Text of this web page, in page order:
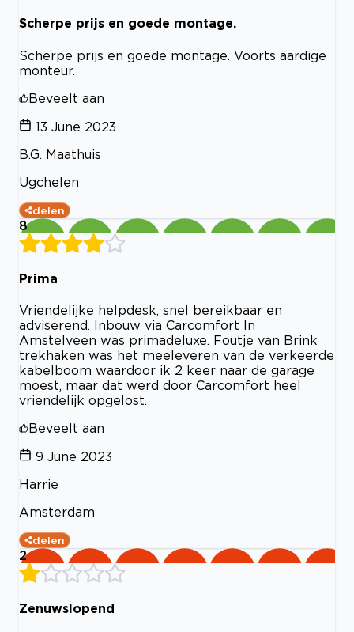
Scherpe prijs en goede montage.
Scherpe prijs en goede montage. Voorts aardige
monteur.
Beveelt aan
13 June 2023
B.G. Maathuis
Ugchelen
delen
8
Prima
Vriendelijke helpdesk, snel bereikbaar en
adviserend. Inbouw via Carcomfort In
Amstelveen was primadeluxe. Foutje van Brink
trekhaken was het meeleveren van de verkeerde
kabelboom waardoor ik 2 keer naar de garage
moest, maar dat werd door Carcomfort heel
vriendelijk opgelost.
Beveelt aan
9 June 2023
Harrie
Amsterdam
delen
2
Zenuwslopend